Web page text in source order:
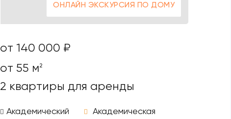
ОНЛАЙН ЭКСКУРСИЯ ПО ДОМУ
от 140 000 ₽
от 55 м2
2 квартиры для аренды
Академический Академическая